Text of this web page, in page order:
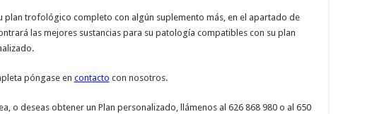
plan trofológico completo con algún suplemento más, en el apartado de
las mejores sustancias para su patología compatibles con su plan
póngase en contacto con nosotros.
o deseas obtener un Plan personalizado, llámenos al 626 868 980 o al 650